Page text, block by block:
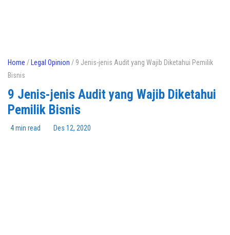
Home / Legal Opinion / 9 Jenis-jenis Audit yang Wajib Diketahui Pemilik
Bisnis
9 Jenis-jenis Audit yang Wajib Diketahui
Pemilik Bisnis
4 min read Des 12, 2020